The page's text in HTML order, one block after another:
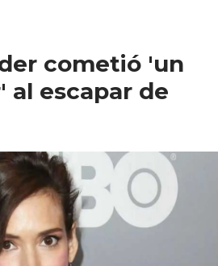
cometió 'un
al escapar de